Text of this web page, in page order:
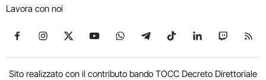
Lavora con noi
Seguici su Facebook
Seguici su Instagram
Seguici su X
Seguici su YouTube
Seguici su WhatsApp
Seguici su Telegram
Seguici su TikTok
Seguici su
Seguici
Sito realizzato con il contributo bando TOCC Decreto Direttoriale